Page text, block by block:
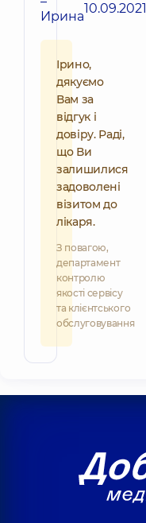
Ирина10.09.2021
Ірино,
дякуємо
Вам за
відгук і
довіру. Раді,
що Ви
залишилися
задоволені
візитом до
лікаря.
З повагою,
департамент
контролю
якості сервісу
та клієнтського
обслуговування